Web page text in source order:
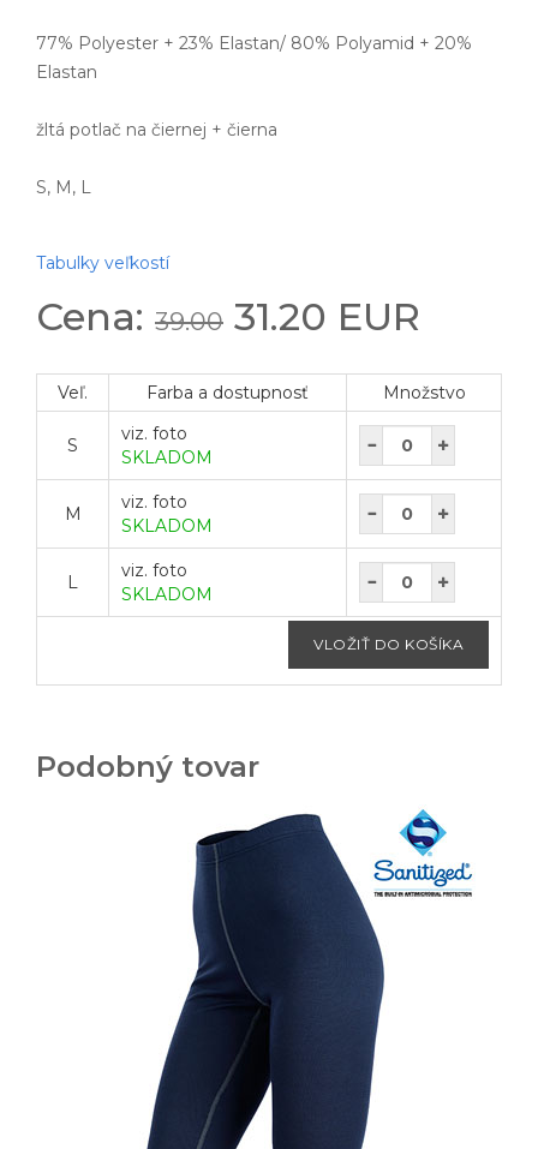
77% Polyester + 23% Elastan/ 80% Polyamid + 20%
Elastan
žltá potlač na čiernej + čierna
S, M, L
Tabulky veľkostí
Cena: 39.00 31.20 EUR
Veľ. Farba a dostupnosť Množstvo
S
viz. foto
SKLADOM
M
viz. foto
SKLADOM
L
viz. foto
SKLADOM
Podobný tovar